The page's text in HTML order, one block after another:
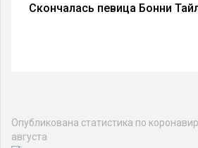
Скончалась певица Бонни
Опубликована статистика по
августа